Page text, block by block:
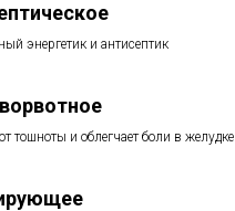
энергетик и антисептик
тошноты и облегчает боли в желудке